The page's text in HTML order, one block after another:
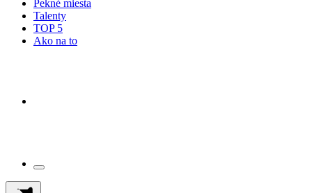
Pekné miesta
Talenty
TOP 5
Ako na to